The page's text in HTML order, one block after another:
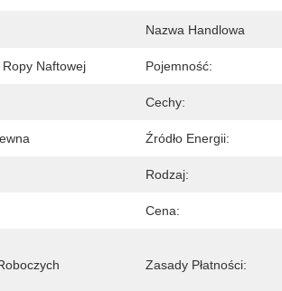
Nazwa Handlowa
Naftowej Pojemność:
Cechy:
Źródło Energii:
Rodzaj:
Cena:
Zasady Płatności: